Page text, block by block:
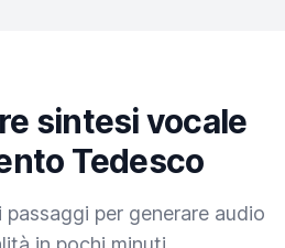
sintesi vocale
Tedesco
per generare audio